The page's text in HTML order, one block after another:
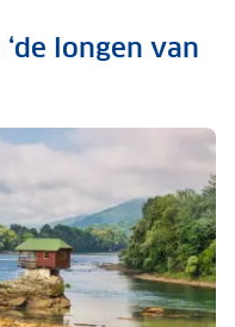
longen van